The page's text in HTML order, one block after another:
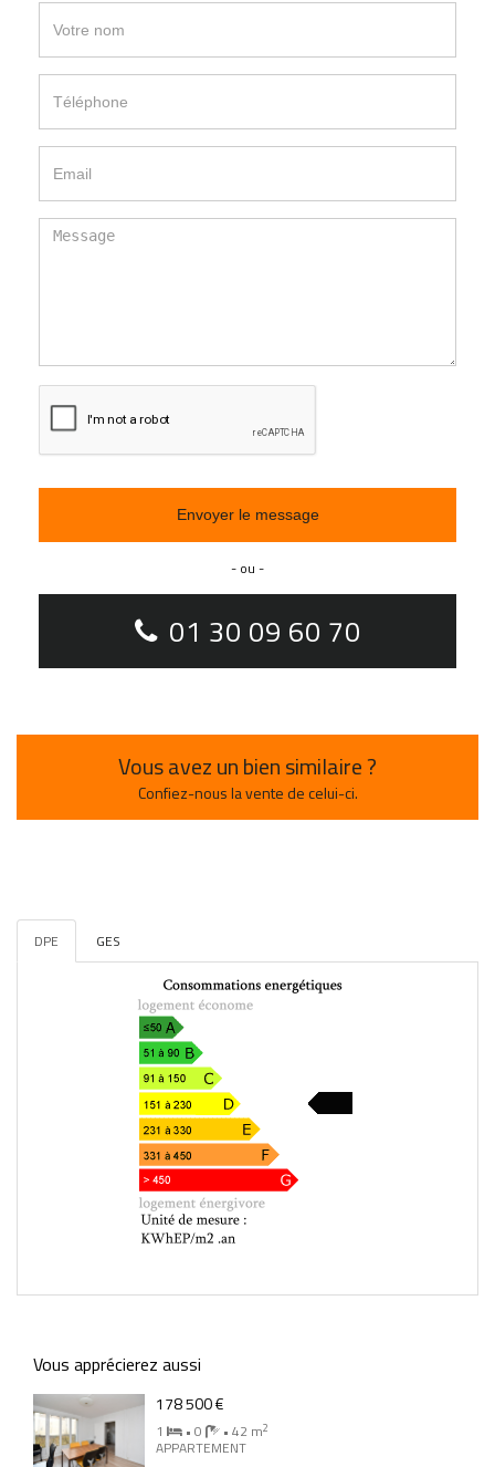
Envoyer le message
- ou -
01 30 09 60 70
Vous avez un bien similaire ?
Confiez-nous la vente de celui-ci.
DPE GES
Vous apprécierez aussi
178 500 €
1 • 0 • 42 m2
APPARTEMENT